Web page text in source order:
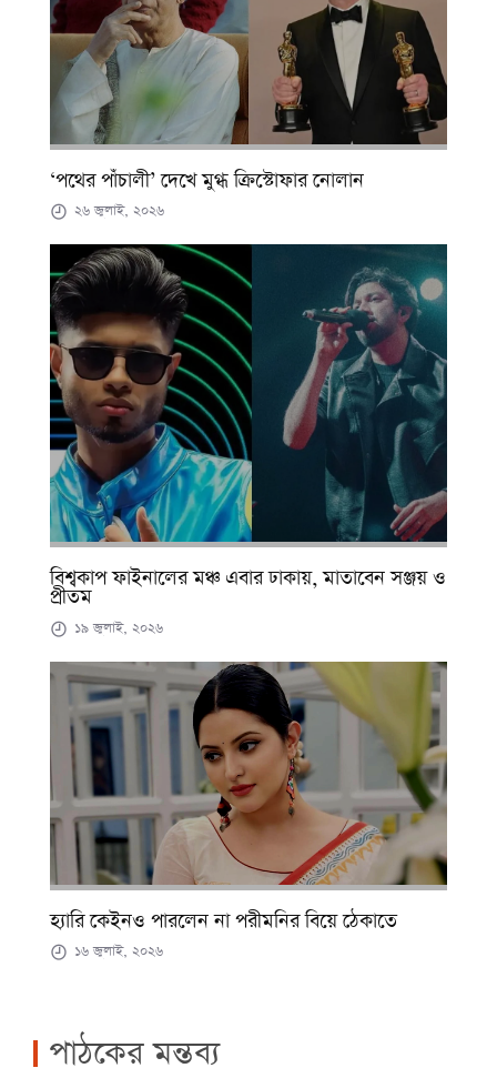
‘পথের পাঁচালী’ দেখে মুগ্ধ ক্রিস্টোফার নোলান
২৬ জুলাই, ২০২৬
বিশ্বকাপ ফাইনালের মঞ্চ এবার ঢাকায়, মাতাবেন সঞ্জয় ও
প্রীতম
১৯ জুলাই, ২০২৬
হ্যারি কেইনও পারলেন না পরীমনির বিয়ে ঠেকাতে
১৬ জুলাই, ২০২৬
পাঠকের মন্তব্য